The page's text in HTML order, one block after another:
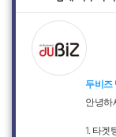
두비즈
안녕하
1. 타겟